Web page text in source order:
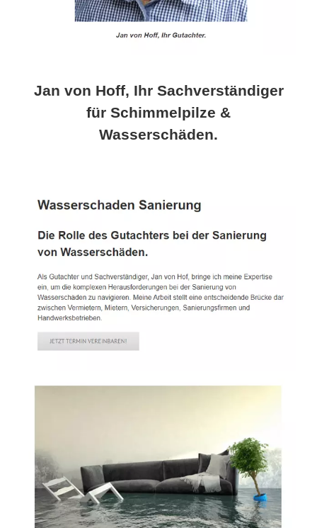
Jan von Hoff, Ihr Sachverständiger
für Schimmelpilze &
Wasserschäden.